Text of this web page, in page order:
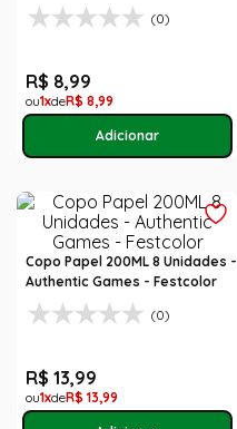
(0)
R$ 8,99
1 R$ 8,99
Copo Papel 200ML 8 Unidades -
Authentic Games - Festcolor
(0)
R$ 13,99
1 R$ 13,99